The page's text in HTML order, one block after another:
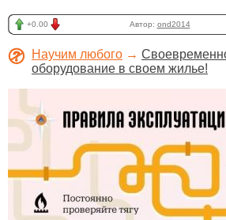
+0.00 Автор: ond2014
Научим любого →
оборудование в своем жилье!